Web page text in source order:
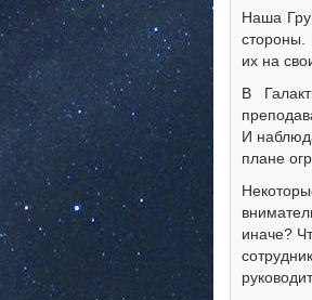
Наша
стороны.
их на
В
И
плане
иначе?